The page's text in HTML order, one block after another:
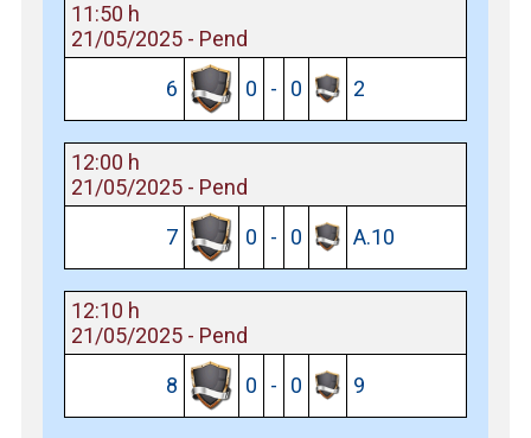
11:50 h
21/05/2025 - Pend
6
0 - 0 2
12:00 h
21/05/2025 - Pend
7
0 - 0 A.10
12:10 h
21/05/2025 - Pend
8
0 - 0 9